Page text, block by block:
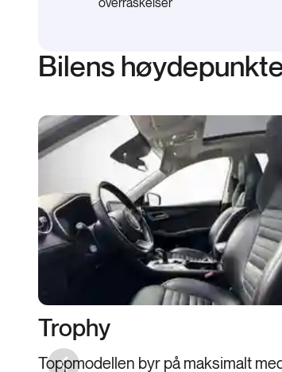
overraskelser
Bilens
Trophy
Toppmodellen byr på maksimalt